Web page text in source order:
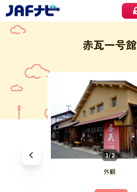
赤瓦一号館
1/2
外観